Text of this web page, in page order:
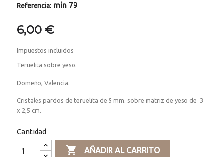
Referencia: min 79
6,00 €
Impuestos incluidos
Teruelita sobre yeso.
Domeño, Valencia.
Cristales pardos de teruelita de 5 mm. sobre matriz de yeso de 3
x 2,5 cm.
Cantidad
 AÑADIR AL CARRITO